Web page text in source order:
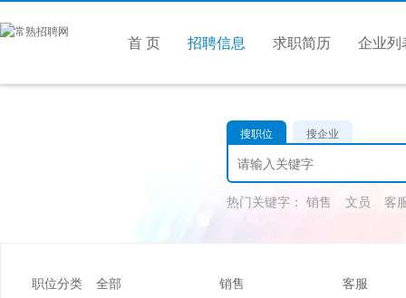
首 页 招聘信息 求职简历 企业列
搜职位 搜企业
热门关键字： 销售 文员 客
职位分类 全部 销售
客服